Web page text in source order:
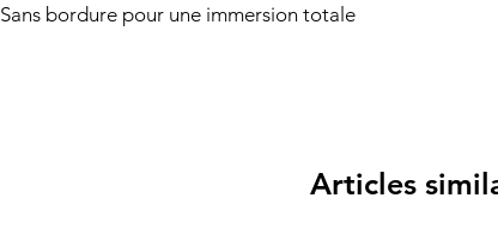
Sans bordure pour une immersion totale
Articles